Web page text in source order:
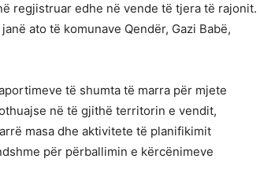
regjistruar edhe në vende të tjera të rajonit.
ato të komunave Qendër, Gazi Babë,
të shumta të marra për mjete
në të gjithë territorin e vendit,
masa dhe aktivitete të planifikimit
për përballimin e kërcënimeve